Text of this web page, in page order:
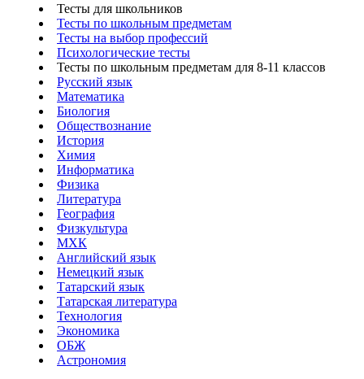
Тесты для школьников
Тесты по школьным предметам
Тесты на выбор профессий
Психологические тесты
Тесты по школьным предметам для 8-11 классов
Русский язык
Математика
Биология
Обществознание
История
Химия
Информатика
Физика
Литература
География
Физкультура
МХК
Английский язык
Немецкий язык
Татарский язык
Татарская литература
Технология
Экономика
ОБЖ
Астрономия